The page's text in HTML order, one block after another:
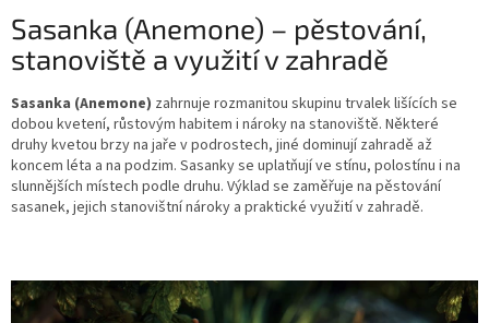
Sasanka (Anemone) – pěstování,
stanoviště a využití v zahradě
Sasanka (Anemone) zahrnuje rozmanitou skupinu trvalek lišících se
dobou kvetení, růstovým habitem i nároky na stanoviště. Některé
druhy kvetou brzy na jaře v podrostech, jiné dominují zahradě až
koncem léta a na podzim. Sasanky se uplatňují ve stínu, polostínu i na
slunnějších místech podle druhu. Výklad se zaměřuje na pěstování
sasanek, jejich stanovištní nároky a praktické využití v zahradě.
V
ý